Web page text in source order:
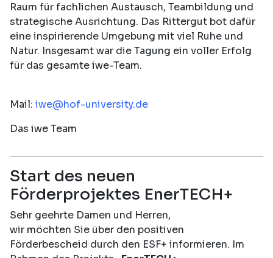
Raum für fachlichen Austausch, Teambildung und
strategische Ausrichtung. Das Rittergut bot dafür
eine inspirierende Umgebung mit viel Ruhe und
Natur. Insgesamt war die Tagung ein voller Erfolg
für das gesamte iwe-Team.
Mail: iwe@hof-university.de
Das iwe Team
Start des neuen
Förderprojektes EnerTECH+
Sehr geehrte Damen und Herren,
wir möchten Sie über den positiven
Förderbescheid durch den ESF+ informieren. Im